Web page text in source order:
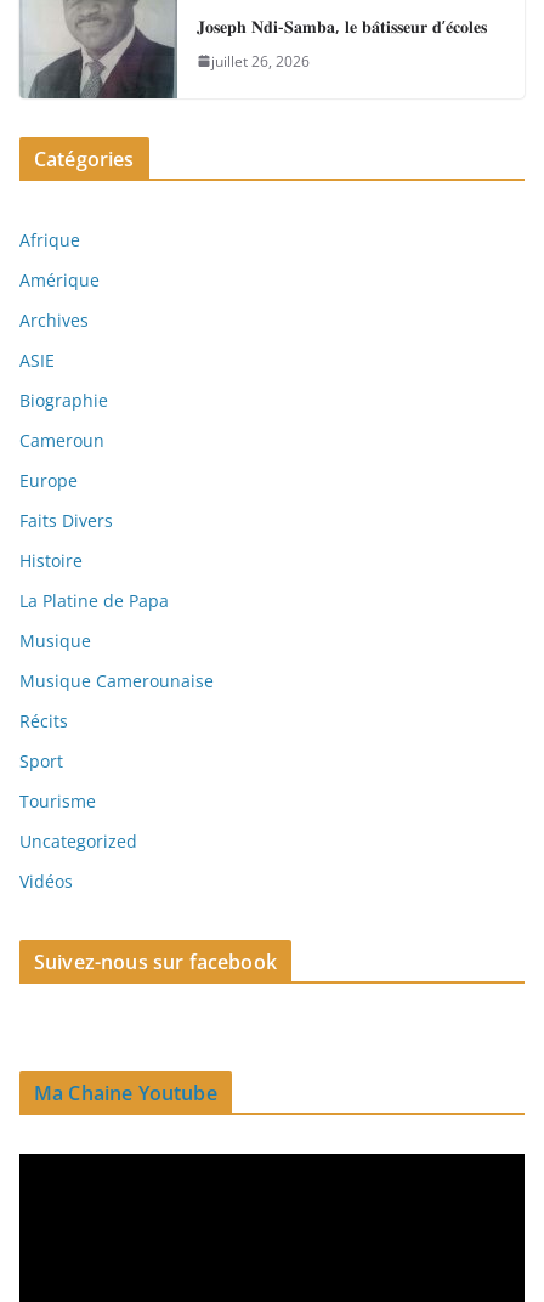
𝐉𝐨𝐬𝐞𝐩𝐡 𝐍𝐝𝐢-𝐒𝐚𝐦𝐛𝐚, 𝐥𝐞 𝐛𝐚̂𝐭𝐢𝐬𝐬𝐞𝐮𝐫 𝐝’𝐞́𝐜𝐨𝐥𝐞𝐬
juillet 26, 2026
Catégories
Afrique
Amérique
Archives
ASIE
Biographie
Cameroun
Europe
Faits Divers
Histoire
La Platine de Papa
Musique
Musique Camerounaise
Récits
Sport
Tourisme
Uncategorized
Vidéos
Suivez-nous sur facebook
Ma Chaine Youtube